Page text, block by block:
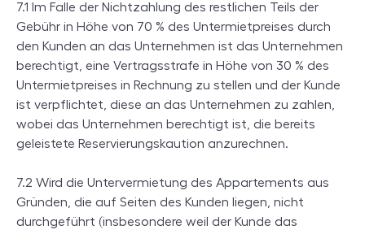
7.1 Im Falle der Nichtzahlung des restlichen Teils der
Gebühr in Höhe von 70 % des Untermietpreises durch
den Kunden an das Unternehmen ist das Unternehmen
berechtigt, eine Vertragsstrafe in Höhe von 30 % des
Untermietpreises in Rechnung zu stellen und der Kunde
ist verpflichtet, diese an das Unternehmen zu zahlen,
wobei das Unternehmen berechtigt ist, die bereits
geleistete Reservierungskaution anzurechnen.
7.2 Wird die Untervermietung des Appartements aus
Gründen, die auf Seiten des Kunden liegen, nicht
durchgeführt (insbesondere weil der Kunde das